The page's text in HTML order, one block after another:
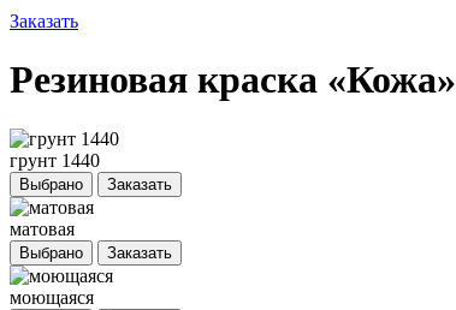
Заказать
Резиновая краска «Кожа»
грунт 1440
Выбрано Заказать
матовая
Выбрано Заказать
моющаяся